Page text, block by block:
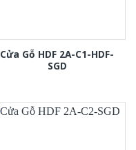
Cửa Gỗ HDF 2A-C1-HDF-
SGD